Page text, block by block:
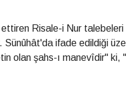
ettiren Risale-i Nur talebeleri
Sünûhât'da ifade edildiği
olan şahs-ı manevîdir" ki,